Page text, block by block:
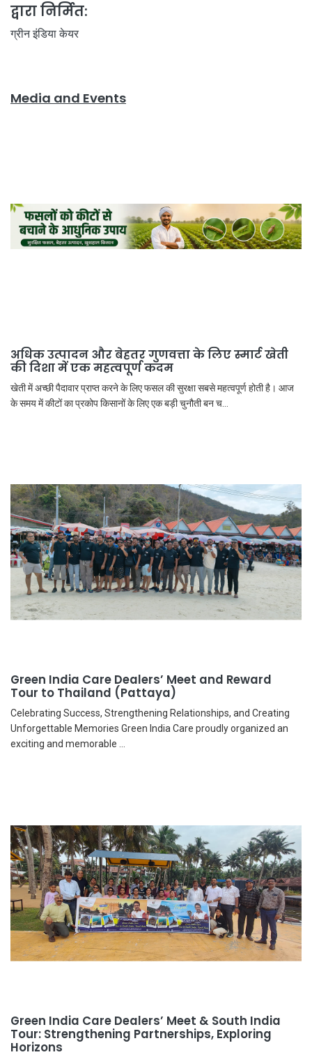
द्वारा निर्मित:
ग्रीन इंडिया केयर
Media and Events
अधिक उत्पादन और बेहतर गुणवत्ता के लिए स्मार्ट खेती
की दिशा में एक महत्वपूर्ण कदम
खेती में अच्छी पैदावार प्राप्त करने के लिए फसल की सुरक्षा सबसे महत्वपूर्ण होती है। आज
के समय में कीटों का प्रकोप किसानों के लिए एक बड़ी चुनौती बन च...
Green India Care Dealers’ Meet and Reward
Tour to Thailand (Pattaya)
Celebrating Success, Strengthening Relationships, and Creating
Unforgettable Memories Green India Care proudly organized an
exciting and memorable ...
Green India Care Dealers’ Meet & South India
Tour: Strengthening Partnerships, Exploring
Horizons